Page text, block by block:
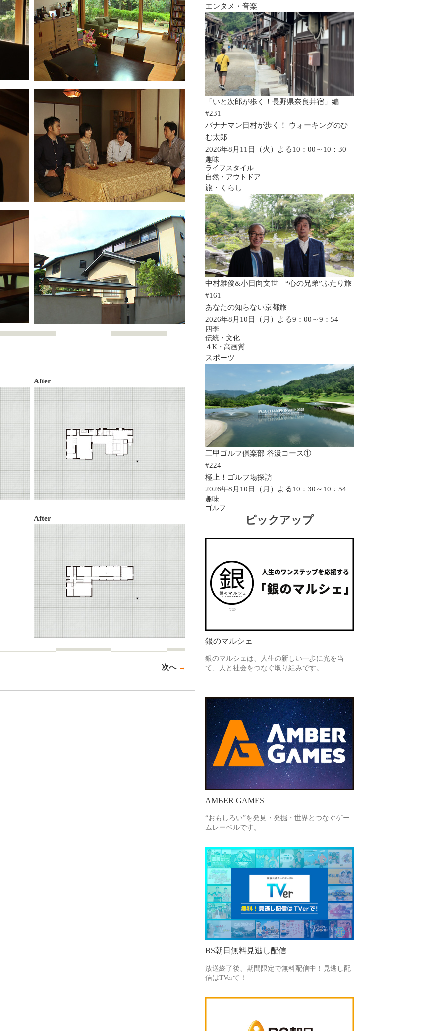
After
After
次へ→
エンタメ・音楽
「いと次郎が歩く！長野県奈良井宿」編
#231
バナナマン日村が歩く！ ウォーキングのひ
む太郎
2026年8月11日（火）よる10：00～10：30
趣味
ライフスタイル
自然・アウトドア
旅・くらし
中村雅俊&小日向文世 “心の兄弟”ふたり旅
#161
あなたの知らない京都旅
2026年8月10日（月）よる9：00～9：54
四季
伝統・文化
４K・高画質
スポーツ
三甲ゴルフ倶楽部 谷汲コース①
#224
極上！ゴルフ場探訪
2026年8月10日（月）よる10：30～10：54
趣味
ゴルフ
ピックアップ
銀のマルシェ
銀のマルシェは、人生の新しい一歩に光を当
て、人と社会をつなぐ取り組みです。
AMBER GAMES
“おもしろい”を発見・発掘・世界とつなぐゲー
ムレーベルです。
BS朝日無料見逃し配信
放送終了後、期間限定で無料配信中！見逃し配
信はTVerで！